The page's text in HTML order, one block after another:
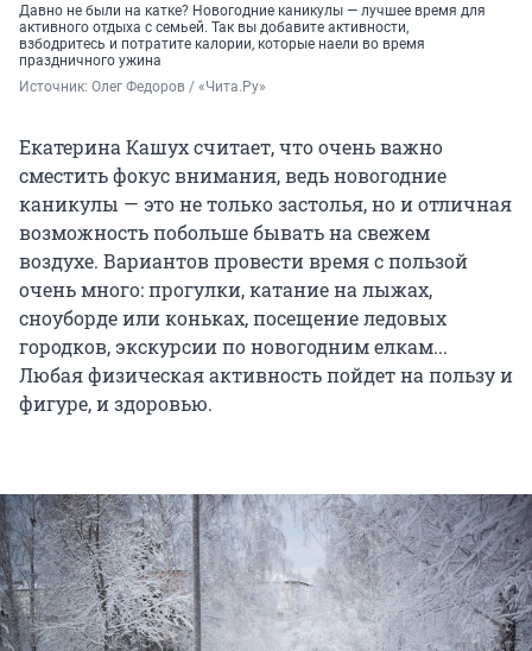
Давно не были на катке? Новогодние каникулы — лучшее время для
активного отдыха с семьей. Так вы добавите активности,
взбодритесь и потратите калории, которые наели во время
праздничного ужина
Источник: Олег Федоров / «Чита.Ру»
Екатерина Кашух считает, что очень важно
сместить фокус внимания, ведь новогодние
каникулы — это не только застолья, но и отличная
возможность побольше бывать на свежем
воздухе. Вариантов провести время с пользой
очень много: прогулки, катание на лыжах,
сноуборде или коньках, посещение ледовых
городков, экскурсии по новогодним елкам...
Любая физическая активность пойдет на пользу и
фигуре, и здоровью.